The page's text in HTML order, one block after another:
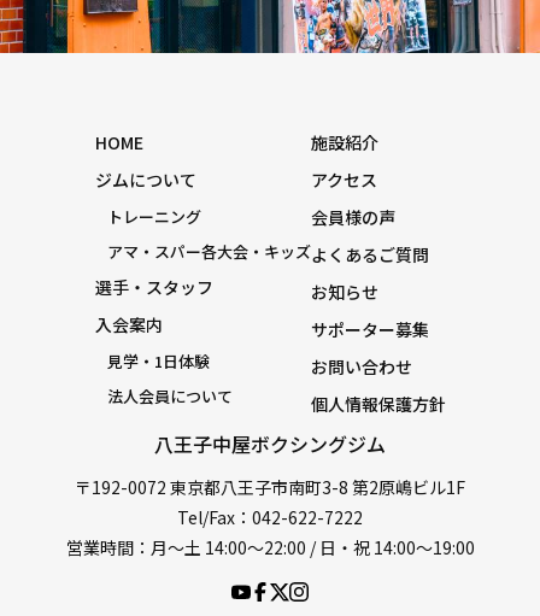
八王子中屋ボクシングジム
〒192-0072 東京都八王子市南町3-8 第2原嶋ビル1F
Tel/Fax：042-622-7222
営業時間：月〜土 14:00〜22:00 / 日・祝 14:00〜19:00
HOME
ジムについて
トレーニング
アマ・スパー各大会・キッズ
選手・スタッフ
入会案内
見学・1日体験
法人会員について
施設紹介
アクセス
会員様の声
よくあるご質問
お知らせ
サポーター募集
お問い合わせ
個人情報保護方針